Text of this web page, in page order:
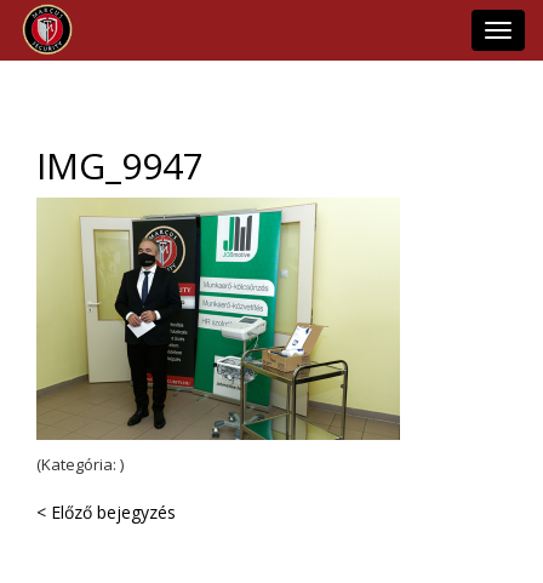
IMG_9947
(Kategória: )
< Előző bejegyzés